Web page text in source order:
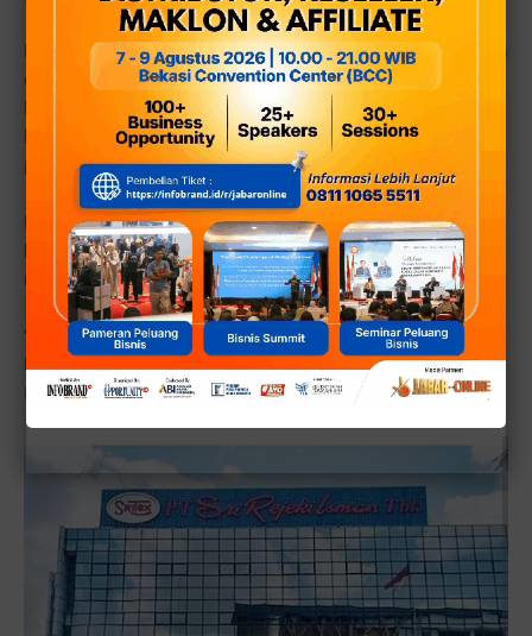
Kredit itu awalnya ditujukan untuk ekspansi usaha, namun
dalam proses penyelidikan Kejagung, terungkap indikasi
kuat bahwa sebagian dana dialihkan untuk kepentingan di
luar korporasi termasuk dugaan penggelembungan
proyek dan pengalihan aset.
Kejagung menyatakan bahwa penetapanIwan
Lukmintosebagai tersangka merupakan hasil penyidikan
mendalam sejak awal 2024.
“Ada penyalahgunaan dana pinjaman yang menimbulkan
kerugian negara,” kata Kepala Pusat Penerangan Hukum
Kejaksaan Agung dalam rilis resminya.